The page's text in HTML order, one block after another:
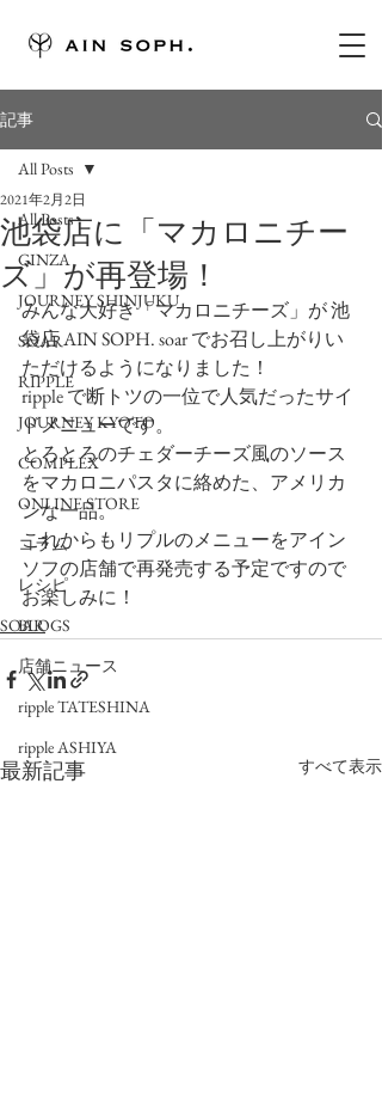
記事
All Posts
GINZA
JOURNEY SHINJUKU
SOAR
RIPPLE
JOURNEY KYOTO
COMPLEX
ONLINE STORE
コラム
レシピ
BLOGS
店舗ニュース
ripple TATESHINA
ripple ASHIYA
All Posts
池袋店に「マカロニチー
ズ」が再登場！
2021年2月2日
みんな大好き「マカロニチーズ」が 池
袋店 AIN SOPH. soar でお召し上がりい
ただけるようになりました！
ripple で断トツの一位で人気だったサイ
ドメニューです。
とろとろのチェダーチーズ風のソース
をマカロニパスタに絡めた、アメリカ
ンな一品。
これからもリプルのメニューをアイン
ソフの店舗で再発売する予定ですので
お楽しみに！
SOAR
最新記事 すべて表示